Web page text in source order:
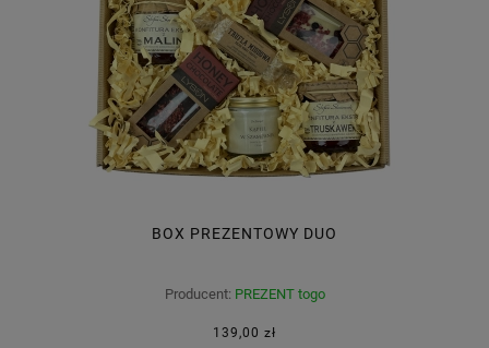
BOX PREZENTOWY DUO
Producent: PREZENT togo
139,00 zł